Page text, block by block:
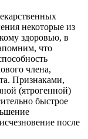
некоторые из
здоровью, в
что
члена,
Признаками,
(ятрогенной)
быстрое
после